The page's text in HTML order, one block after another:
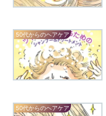
50代からのヘアケア
50代からのヘアケア